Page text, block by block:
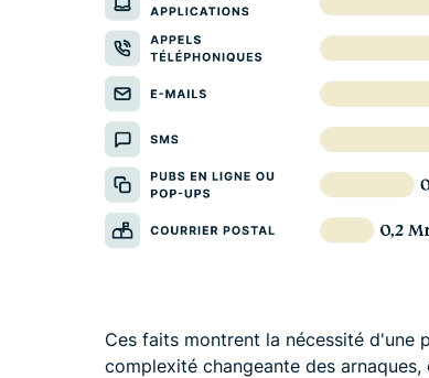
Ces faits montrent la nécessité d'une
complexité changeante des